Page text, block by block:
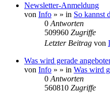
Newsletter-Anmeldung
von Info » » in So kannst
0 Antworten
509960 Zugriffe
Letzter Beitrag von
Was wird gerade
von Info » » in Was wird
0 Antworten
560810 Zugriffe